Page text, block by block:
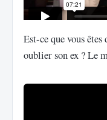
Est-ce que vous
oublier son ex ? Le